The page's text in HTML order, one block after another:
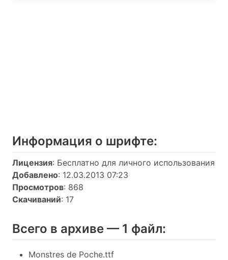
Информация о шрифтe:
Лицензия: Бесплатно для личного использования
Добавлено: 12.03.2013 07:23
Просмотров: 868
Скачиваний: 17
Всего в архиве — 1 файл:
Monstres de Poche.ttf